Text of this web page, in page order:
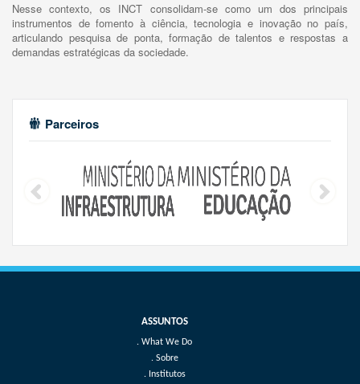
Nesse contexto, os INCT consolidam-se como um dos principais
instrumentos de fomento à ciência, tecnologia e inovação no país,
articulando pesquisa de ponta, formação de talentos e respostas a
demandas estratégicas da sociedade.
Parceiros
What We Do
Sobre
Institutos